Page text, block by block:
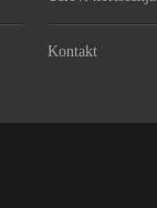
Kontakt